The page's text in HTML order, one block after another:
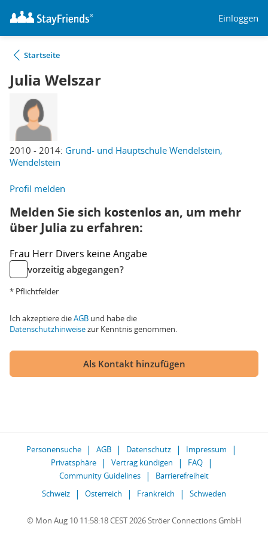
Einloggen
Startseite
Julia Welszar
2010 - 2014: Grund- und Hauptschule Wendelstein,
Wendelstein
Profil melden
Melden Sie sich kostenlos an, um mehr
über Julia zu erfahren:
Frau Herr Divers keine Angabe
vorzeitig abgegangen?
* Pflichtfelder
Ich akzeptiere dieAGB und habe die
Datenschutzhinweisezur Kenntnis genommen.
Als Kontakt hinzufügen
Personensuche AGB Datenschutz
Impressum
Privatsphäre
Vertrag kündigen
FAQ
Community Guidelines
Barrierefreiheit
Schweiz
Österreich Frankreich Schweden
© Mon Aug 10 11:58:18 CEST 2026 Ströer Connections GmbH